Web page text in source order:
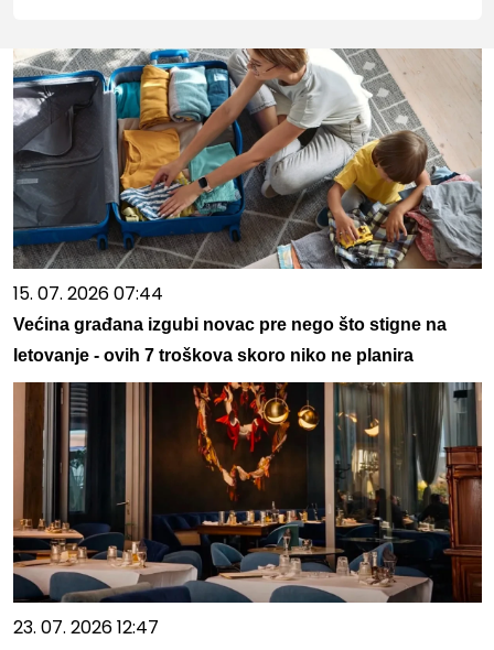
15. 07. 2026 07:44
Većina građana izgubi novac pre nego što stigne na
letovanje - ovih 7 troškova skoro niko ne planira
23. 07. 2026 12:47